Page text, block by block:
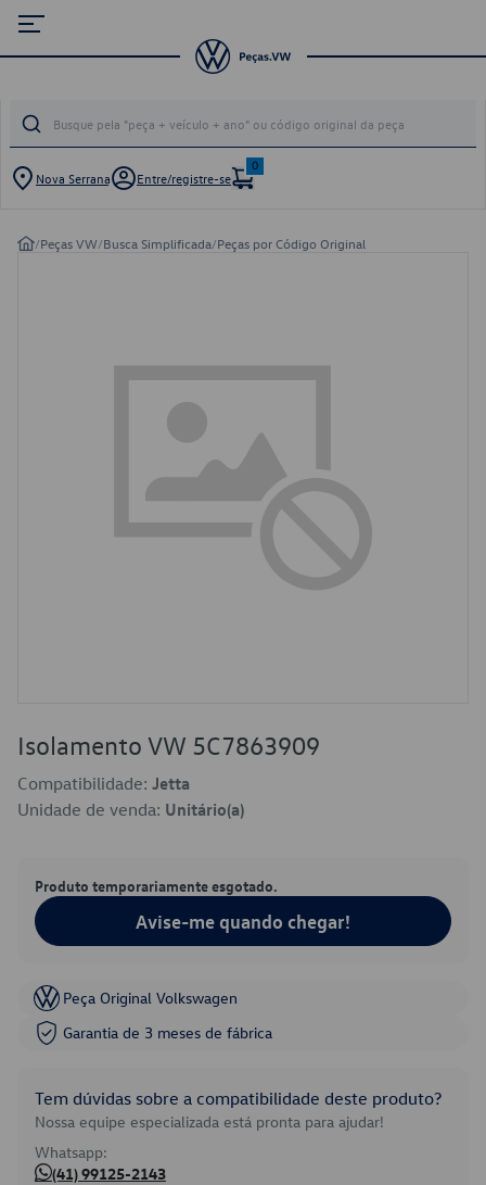
Nova Serrana Entre/registre-se
0
/Peças VW/Busca Simplificada/Peças por Código Original
Isolamento VW 5C7863909
Compatibilidade: Jetta
Unidade de venda: Unitário(a)
Produto temporariamente esgotado.
Avise-me quando chegar!
Peça Original Volkswagen
Garantia de 3 meses de fábrica
Tem dúvidas sobre a compatibilidade deste produto?
Nossa equipe especializada está pronta para ajudar!
Whatsapp:
(41) 99125-2143